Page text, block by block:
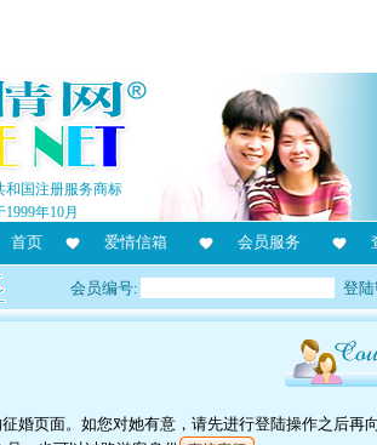
和国注册服务商标
年10月
首页 爱情信箱 会员服务
会员编号: 登
婚页面。如您对她有意，请先进行登陆操作之后